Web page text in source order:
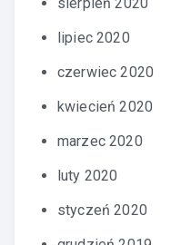
lipiec 2020
czerwiec 2020
kwiecień 2020
marzec 2020
luty 2020
styczeń 2020